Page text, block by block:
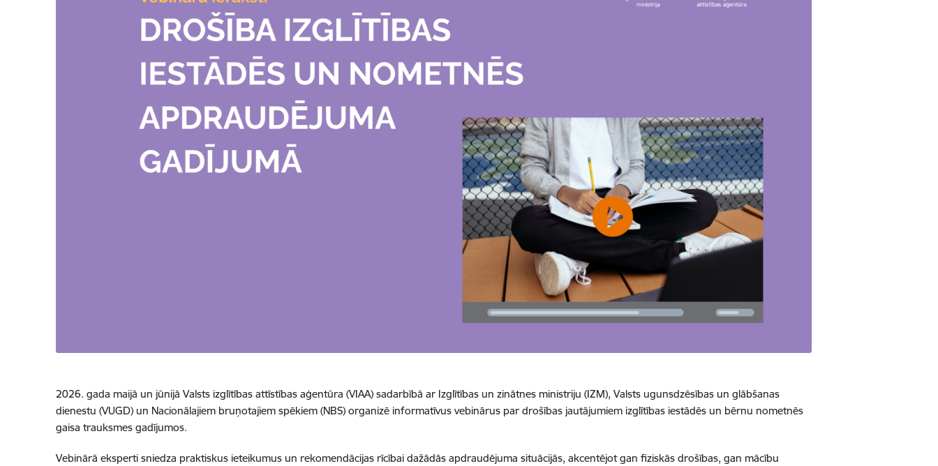
2026. gada maijā un jūnijā Valsts izglītības attīstības aģentūra (VIAA) sadarbībā ar Izglītības un zinātnes ministriju (IZM), Valsts ugunsdzēsības un glābšanas
dienestu (VUGD) un Nacionālajiem bruņotajiem spēkiem (NBS) organizē informatīvus vebinārus par drošības jautājumiem izglītības iestādēs un bērnu nometnēs
gaisa trauksmes gadījumos.
Vebinārā eksperti sniedza praktiskus ieteikumus un rekomendācijas rīcībai dažādās apdraudējuma situācijās, akcentējot gan fiziskās drošības, gan mācību